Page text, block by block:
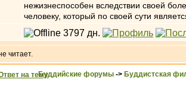
нежизнеспособен вследствии своей
человеку, который по своей сути
читает.
Буддийские форумы -> Буддистская